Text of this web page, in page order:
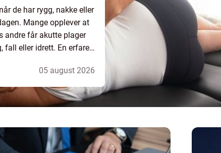
de har rygg, nakke eller
Mange opplever at
andre får akutte plager
fall eller idrett. En erfaren
05 august 2026